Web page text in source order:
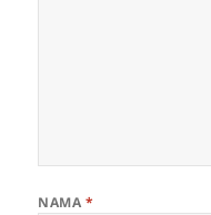
NAMA *